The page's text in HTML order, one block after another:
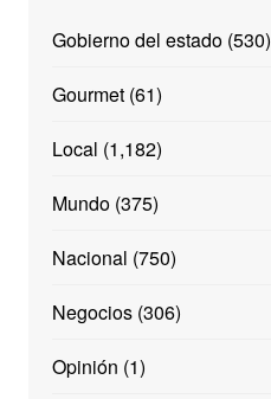
Gobierno del estado(530)
Gourmet(61)
Local (1,182)
Mundo(375)
Nacional (750)
Negocios(306)
Opinión (1)